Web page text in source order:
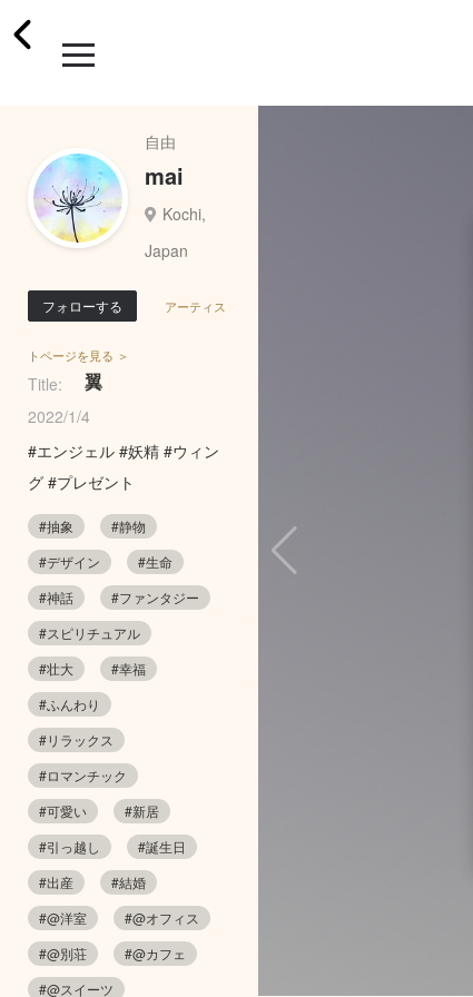
自由
mai
Kochi,
Japan
フォローする アーティス
トページを見る ＞
Title: 翼
2022/1/4
#エンジェル #妖精 #ウィン
グ #プレゼント
#抽象
#静物
#デザイン
#生命
#神話
#ファンタジー
#スピリチュアル
#壮大
#幸福
#ふんわり
#リラックス
#ロマンチック
#可愛い
#新居
#引っ越し
#誕生日
#出産
#結婚
#@洋室
#@オフィス
#@別荘
#@カフェ
#@スイーツ